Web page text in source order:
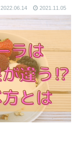
2022.06.14 2021.11.05